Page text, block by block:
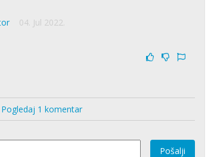
04. Jul 2022.
Pogledaj 1 komentar
Pošalji